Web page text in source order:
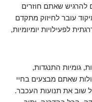
שאתם חוזרים
עובר לחיזוק מתקדם
לפעילויות יומיומיות,
גומיות התנגדות,
שאתם מבצעים בחיי
שוב את תנועות העכבר.